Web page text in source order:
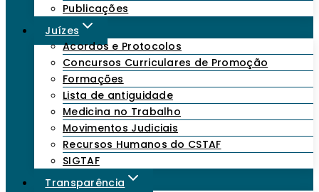
Publicações
Juízes
Acordos e Protocolos
Concursos Curriculares de Promoção
Formações
Lista de antiguidade
Medicina no Trabalho
Movimentos Judiciais
Recursos Humanos do CSTAF
SIGTAF
Transparência